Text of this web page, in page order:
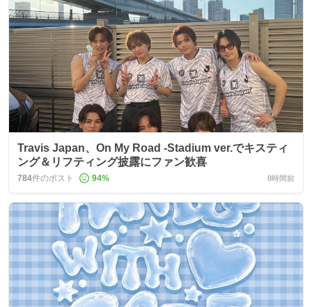
Travis Japan、On My Road -Stadium ver.でキスティ
ング＆リフティング披露にファン歓喜
784件のポスト 94% 8時間前